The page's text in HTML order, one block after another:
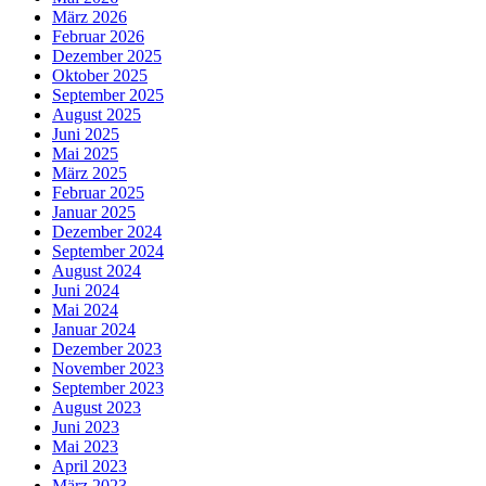
März 2026
Februar 2026
Dezember 2025
Oktober 2025
September 2025
August 2025
Juni 2025
Mai 2025
März 2025
Februar 2025
Januar 2025
Dezember 2024
September 2024
August 2024
Juni 2024
Mai 2024
Januar 2024
Dezember 2023
November 2023
September 2023
August 2023
Juni 2023
Mai 2023
April 2023